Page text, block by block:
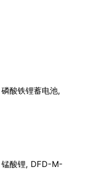
磷酸铁锂蓄电池,
锰酸锂, DFD-M-